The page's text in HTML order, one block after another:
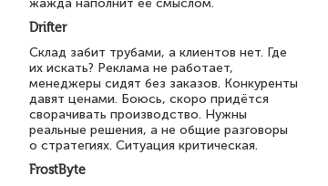
жажда наполнит её смыслом.
Drifter
Склад забит трубами, а клиентов нет. Где
их искать? Реклама не работает,
менеджеры сидят без заказов. Конкуренты
давят ценами. Боюсь, скоро придётся
сворачивать производство. Нужны
реальные решения, а не общие разговоры
о стратегиях. Ситуация критическая.
FrostByte